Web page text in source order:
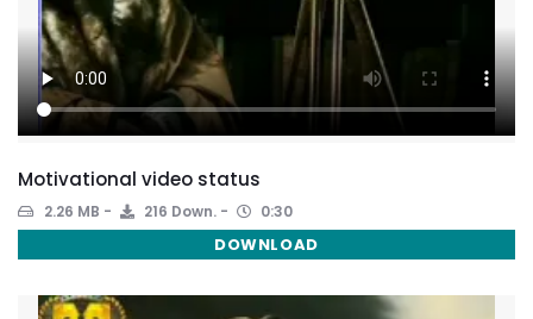
Motivational video status
2.26 MB 216 Down. 0:30
DOWNLOAD